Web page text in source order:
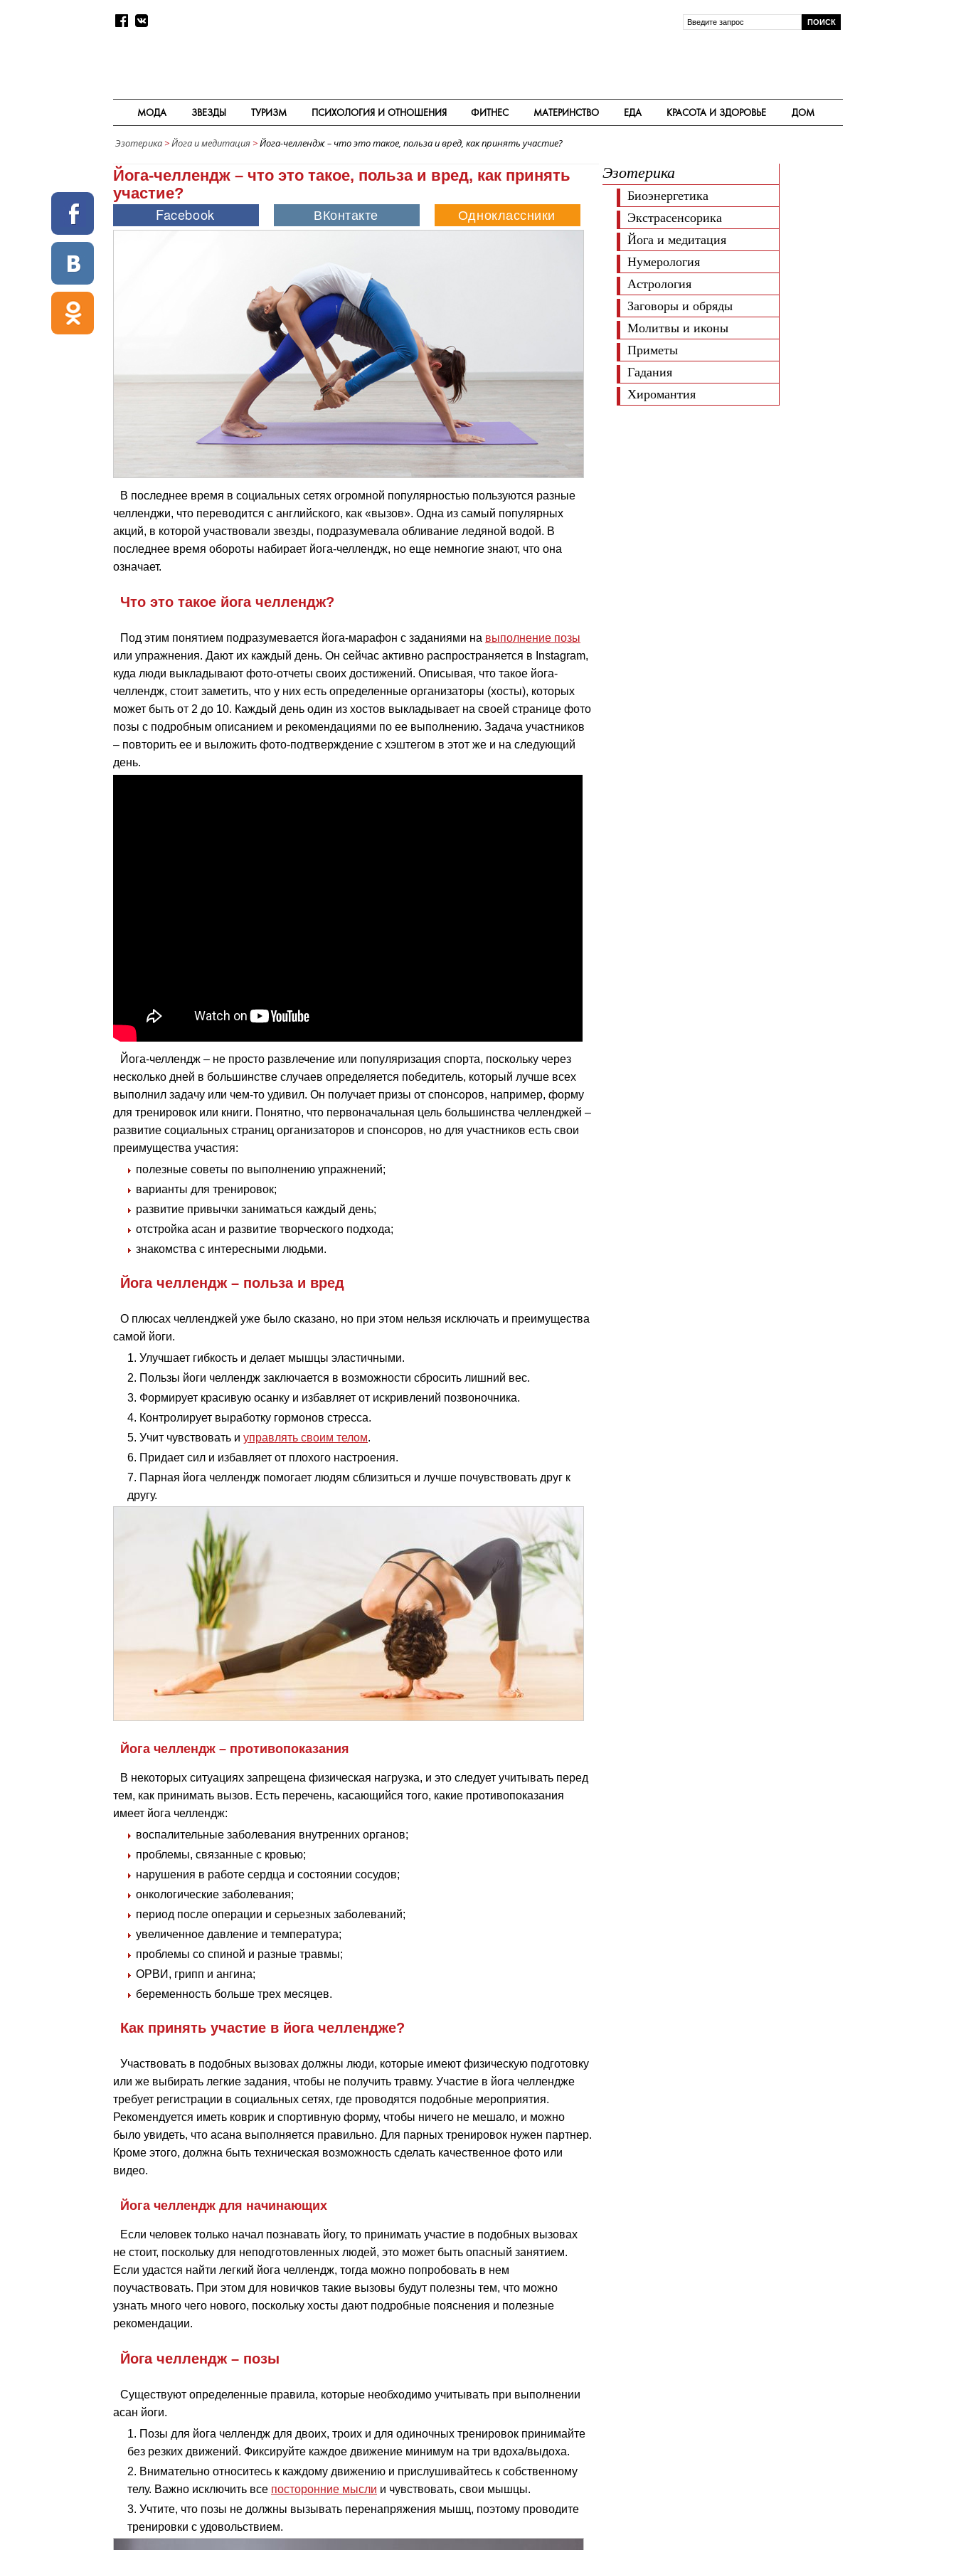
МОДА ЗВЕЗДЫ ТУРИЗМ ПСИХОЛОГИЯ И ОТНОШЕНИЯ ФИТНЕС МАТЕРИНСТВО ЕДА КРАСОТА И ЗДОРОВЬЕ ДОМ
Эзотерика >Йога и медитация >Йога-челлендж – что это такое, польза и вред, как принять участие?
Йога-челлендж – что это такое, польза и вред, как принять
участие?
В последнее время в социальных сетях огромной популярностью пользуются разные
челленджи, что переводится с английского, как «вызов». Одна из самый популярных
акций, в которой участвовали звезды, подразумевала обливание ледяной водой. В
последнее время обороты набирает йога-челлендж, но еще немногие знают, что она
означает.
Что это такое йога челлендж?
Под этим понятием подразумевается йога-марафон с заданиями на выполнение позы
или упражнения. Дают их каждый день. Он сейчас активно распространяется в Instagram,
куда люди выкладывают фото-отчеты своих достижений. Описывая, что такое йога-
челлендж, стоит заметить, что у них есть определенные организаторы (хосты), которых
может быть от 2 до 10. Каждый день один из хостов выкладывает на своей странице фото
позы с подробным описанием и рекомендациями по ее выполнению. Задача участников
– повторить ее и выложить фото-подтверждение с хэштегом в этот же и на следующий
день.
Йога-челлендж – не просто развлечение или популяризация спорта, поскольку через
несколько дней в большинстве случаев определяется победитель, который лучше всех
выполнил задачу или чем-то удивил. Он получает призы от спонсоров, например, форму
для тренировок или книги. Понятно, что первоначальная цель большинства челленджей –
развитие социальных страниц организаторов и спонсоров, но для участников есть свои
преимущества участия:
полезные советы по выполнению упражнений;
варианты для тренировок;
развитие привычки заниматься каждый день;
отстройка асан и развитие творческого подхода;
знакомства с интересными людьми.
Йога челлендж – польза и вред
О плюсах челленджей уже было сказано, но при этом нельзя исключать и преимущества
самой йоги.
Улучшает гибкость и делает мышцы эластичными.
Пользы йоги челлендж заключается в возможности сбросить лишний вес.
Формирует красивую осанку и избавляет от искривлений позвоночника.
Контролирует выработку гормонов стресса.
Учит чувствовать и управлять своим телом.
Придает сил и избавляет от плохого настроения.
Парная йога челлендж помогает людям сблизиться и лучше почувствовать друг к
другу.
Йога челлендж – противопоказания
В некоторых ситуациях запрещена физическая нагрузка, и это следует учитывать перед
тем, как принимать вызов. Есть перечень, касающийся того, какие противопоказания
имеет йога челлендж:
воспалительные заболевания внутренних органов;
проблемы, связанные с кровью;
нарушения в работе сердца и состоянии сосудов;
онкологические заболевания;
период после операции и серьезных заболеваний;
увеличенное давление и температура;
проблемы со спиной и разные травмы;
ОРВИ, грипп и ангина;
беременность больше трех месяцев.
Как принять участие в йога челлендже?
Участвовать в подобных вызовах должны люди, которые имеют физическую подготовку
или же выбирать легкие задания, чтобы не получить травму. Участие в йога челлендже
требует регистрации в социальных сетях, где проводятся подобные мероприятия.
Рекомендуется иметь коврик и спортивную форму, чтобы ничего не мешало, и можно
было увидеть, что асана выполняется правильно. Для парных тренировок нужен партнер.
Кроме этого, должна быть техническая возможность сделать качественное фото или
видео.
Йога челлендж для начинающих
Если человек только начал познавать йогу, то принимать участие в подобных вызовах
не стоит, поскольку для неподготовленных людей, это может быть опасный занятием.
Если удастся найти легкий йога челлендж, тогда можно попробовать в нем
поучаствовать. При этом для новичков такие вызовы будут полезны тем, что можно
узнать много чего нового, поскольку хосты дают подробные пояснения и полезные
рекомендации.
Йога челлендж – позы
Существуют определенные правила, которые необходимо учитывать при выполнении
асан йоги.
Позы для йога челлендж для двоих, троих и для одиночных тренировок принимайте
без резких движений. Фиксируйте каждое движение минимум на три вдоха/выдоха.
Внимательно относитесь к каждому движению и прислушивайтесь к собственному
телу. Важно исключить все посторонние мысли и чувствовать, свои мышцы.
Учтите, что позы не должны вызывать перенапряжения мышц, поэтому проводите
тренировки с удовольствием.
Эзотерика
Биоэнергетика
Экстрасенсорика
Йога и медитация
Нумерология
Астрология
Заговоры и обряды
Молитвы и иконы
Приметы
Гадания
Хиромантия